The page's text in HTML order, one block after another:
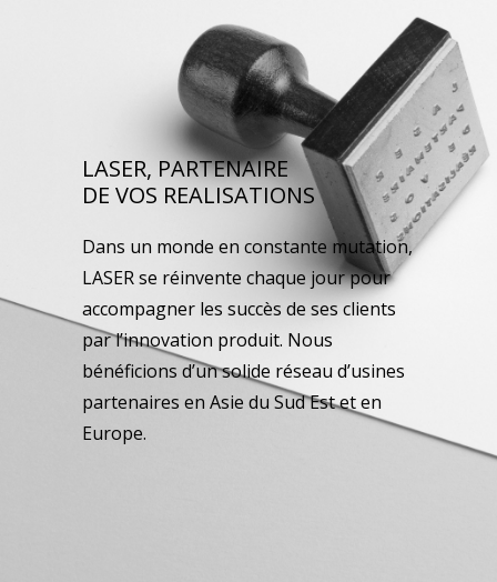
LASER, PARTENAIRE
DE VOS REALISATIONS
Dans un monde en constante mutation,
LASER se réinvente chaque jour pour
accompagner les succès de ses clients
par l’innovation produit. Nous
bénéficions d’un solide réseau d’usines
partenaires en Asie du Sud Est et en
Europe.